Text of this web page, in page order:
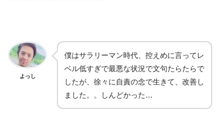
よっし
僕はサラリーマン時代、控えめに言ってレ
ベル低すぎで最悪な状況で文句たらたらで
したが、徐々に自責の念で生きて、改善し
ました。。しんどかった…